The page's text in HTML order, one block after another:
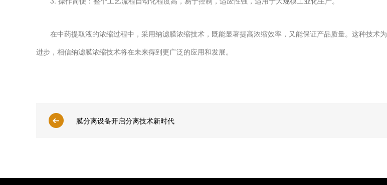
在中药提取液的浓缩过程中，采用纳滤膜浓缩技术，既能显著提高浓缩效率，又能保证产品质量。这种技术
进步，相信纳滤膜浓缩技术将在未来得到更广泛的应用和发展。
膜分离设备开启分离技术新时代